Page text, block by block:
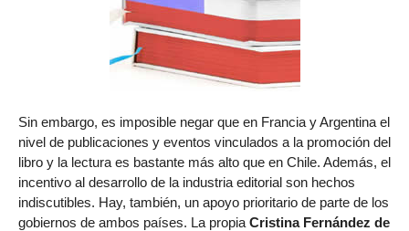
Sin embargo, es imposible negar que en Francia y Argentina el
nivel de publicaciones y eventos vinculados a la promoción del
libro y la lectura es bastante más alto que en Chile. Además, el
incentivo al desarrollo de la industria editorial son hechos
indiscutibles. Hay, también, un apoyo prioritario de parte de los
gobiernos de ambos países. La propia Cristina Fernández de